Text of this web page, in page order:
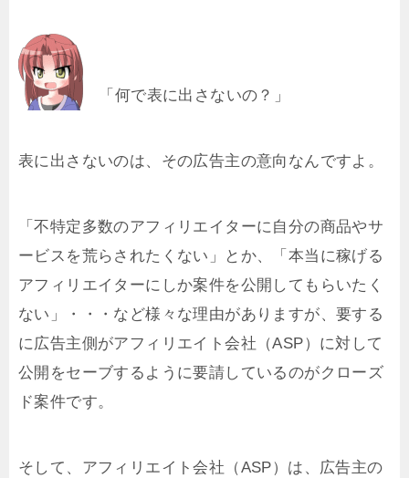
「何で表に出さないの？」
表に出さないのは、その広告主の意向なんですよ。
「不特定多数のアフィリエイターに自分の商品やサ
ービスを荒らされたくない」とか、「本当に稼げる
アフィリエイターにしか案件を公開してもらいたく
ない」・・・など様々な理由がありますが、要する
に広告主側がアフィリエイト会社（ASP）に対して
公開をセーブするように要請しているのがクローズ
ド案件です。
そして、アフィリエイト会社（ASP）は、広告主の